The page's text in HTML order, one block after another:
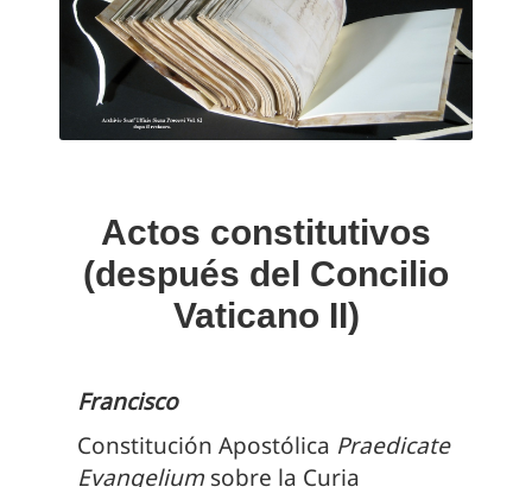
Actos constitutivos
(después del Concilio
Vaticano II)
Francisco
Constitución Apostólica Praedicate
Evangelium sobre la Curia